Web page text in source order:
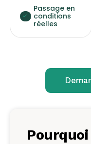
Passage en
conditions
réelles